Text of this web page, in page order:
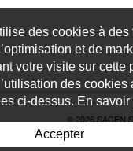
© 2026 SACEN
Déclaration de
Powered by
des cookies à des
et de
votre visite sur cette
des cookies
ci-dessus. En savoir
Accepter